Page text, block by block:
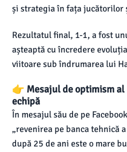
și strategia în fața jucătorilor
Rezultatul final, 1-1, a fost
așteaptă cu încredere
viitoare sub îndrumarea lui
👉 Mesajul de optimism
echipă
În mesajul său de pe
„revenirea pe banca tehnică
după 25 de ani este o mare